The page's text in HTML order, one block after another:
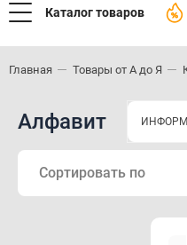
Каталог товаров
Главная Товары от А до Я
Алфавит
Сортировать по